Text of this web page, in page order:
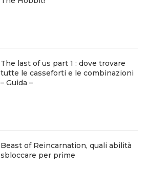
The last of us part 1 : dove trovare
tutte le casseforti e le combinazioni
– Guida –
Beast of Reincarnation, quali abilità
sbloccare per prime